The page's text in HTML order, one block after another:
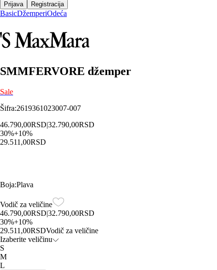
Prijava Registracija
BasicDžemperiOdeća
SMMFERVORE džemper
Sale
Šifra:2619361023007-007
46.790,00RSD|32.790,00RSD
30%+10%
29.511,00RSD
Boja:Plava
Vodič za veličine
46.790,00RSD|32.790,00RSD
30%+10%
29.511,00RSDVodič za veličine
Izaberite veličinu
S
M
L